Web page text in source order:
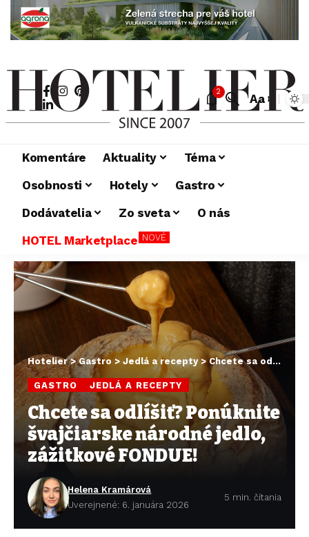
2
Aa
Komentáre Aktuality
Téma
Osobnosti
Hotely
Gastro
Dodávatelia
Zo sveta
O nás
HOTEL Marketplace NOVÉ
Hotelier>Gastro > Jedlá a recepty>Chcete sa odlíšiť? Ponúknite švajčiarske národné jedlo, zážitkové FONDUE!
GASTRO JEDLÁ A RECEPTY
Chcete sa odlíšiť? Ponúknite
švajčiarske národné jedlo,
zážitkové FONDUE!
Helena Kramárová
Uverejnené: 6. januára 2026
5 min. čítania